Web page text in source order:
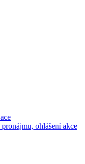
ohlášení akce